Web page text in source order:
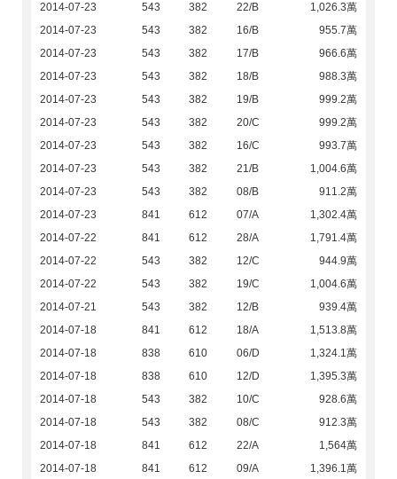
2014-07-23
543 382 22/B
1,026.3萬
2014-07-23
543 382 16/B
955.7萬
2014-07-23
543 382 17/B
966.6萬
2014-07-23
543 382 18/B
988.3萬
2014-07-23
543 382 19/B
999.2萬
2014-07-23
543 382 20/C
999.2萬
2014-07-23
543 382 16/C
993.7萬
2014-07-23
543 382 21/B
1,004.6萬
2014-07-23
543 382 08/B
911.2萬
2014-07-23
841 612 07/A
1,302.4萬
2014-07-22
841 612 28/A
1,791.4萬
2014-07-22
543 382 12/C
944.9萬
2014-07-22
543 382 19/C
1,004.6萬
2014-07-21
543 382 12/B
939.4萬
2014-07-18
841 612 18/A
1,513.8萬
2014-07-18
838 610 06/D
1,324.1萬
2014-07-18
838 610 12/D
1,395.3萬
2014-07-18
543 382 10/C
928.6萬
2014-07-18
543 382 08/C
912.3萬
2014-07-18
841 612 22/A
1,564萬
2014-07-18
841 612 09/A
1,396.1萬